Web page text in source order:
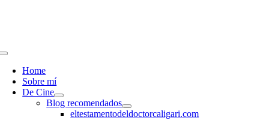
Toggle
NavigationHome
Sobre mí
De Cine
Blog recomendados
eltestamentodeldoctorcaligari.com